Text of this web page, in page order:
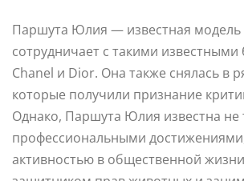
Паршута Юлия — известная модель
сотрудничает с такими известными
Chanel и Dior. Она также снялась в
которые получили признание
Однако, Паршута Юлия известна не
профессиональными
активностью в общественной